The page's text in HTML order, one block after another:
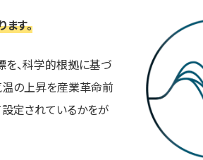
す。
、科学的根拠に基づ
温の上昇を産業革命前
定されているかをが